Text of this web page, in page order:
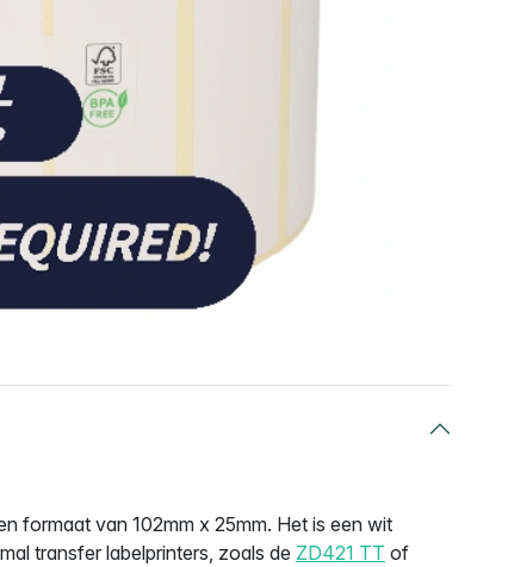
formaat van 102mm x 25mm. Het is een wit
transfer labelprinters, zoals de ZD421 TT of